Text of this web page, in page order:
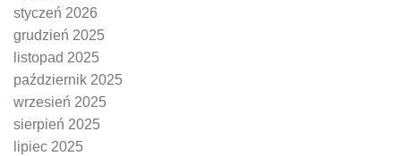
styczeń 2026
grudzień 2025
listopad 2025
październik 2025
wrzesień 2025
sierpień 2025
lipiec 2025